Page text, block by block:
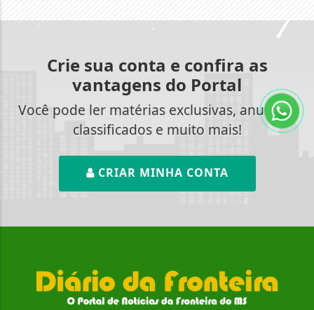
Crie sua conta e confira as
vantagens do Portal
Você pode ler matérias exclusivas, anunciar
classificados e muito mais!
CRIAR MINHA CONTA